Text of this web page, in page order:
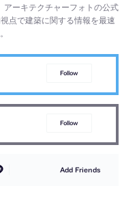
アーキテクチャーフォトの公式
点で建築に関する情報を最速
Follow
Follow
Add Friends